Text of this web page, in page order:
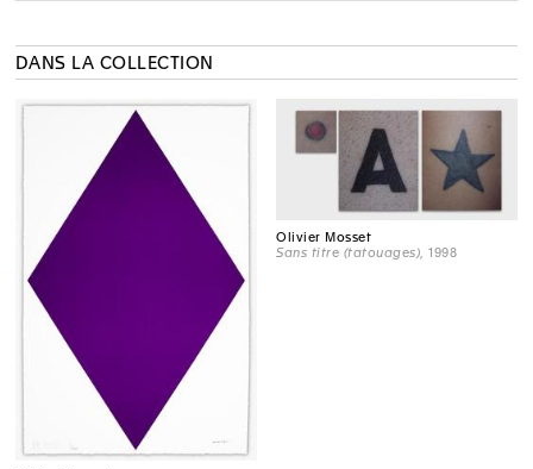
DANS LA COLLECTION
Olivier Mosset
Sans titre (tatouages) , 1998